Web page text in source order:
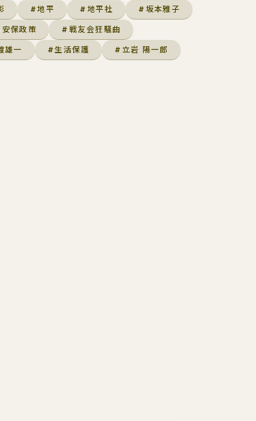
#地平 #地平社 #坂本雅子
保政策 #戦友会狂騒曲
雄一 #生活保護 #立岩 陽一郎